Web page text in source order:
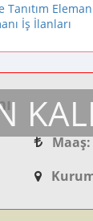
İş İlanları
Maaş: